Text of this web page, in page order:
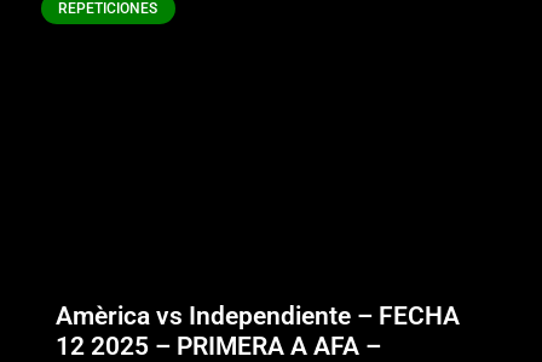
REPETICIONES
Amèrica vs Independiente – FECHA
12 2025 – PRIMERA A AFA –